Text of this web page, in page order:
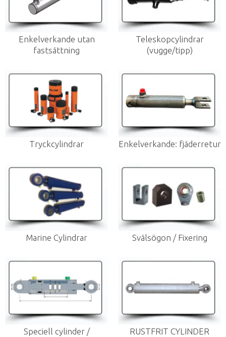
Enkelverkande utan
fastsättning
Teleskopcylindrar
(vugge/tipp)
Tryckcylindrar Enkelverkande: fjäderretur
Marine Cylindrar Svälsögon / Fixering
Speciell cylinder /
RUSTFRIT CYLINDER